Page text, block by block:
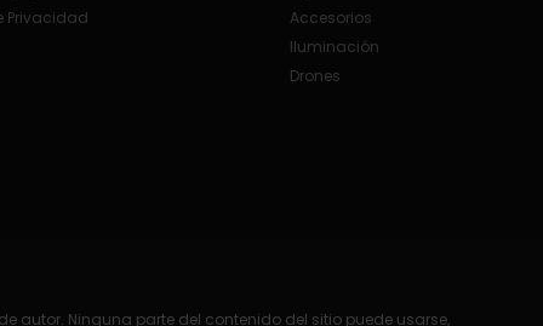
Privacidad
Accesorios
Iluminación
Drones
autor. Ninguna parte del contenido del sitio puede usarse,